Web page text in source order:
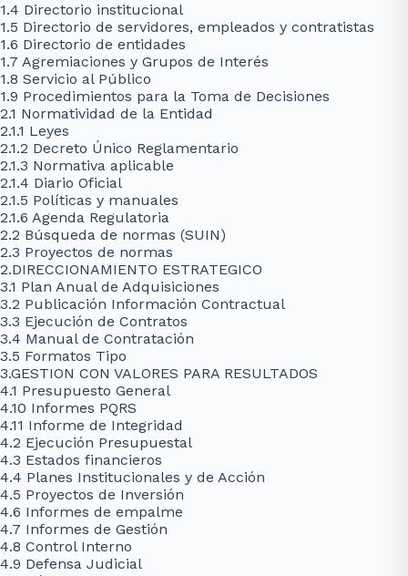
1.4 Directorio institucional
1.5 Directorio de servidores, empleados y contratistas
1.6 Directorio de entidades
1.7 Agremiaciones y Grupos de Interés
1.8 Servicio al Público
1.9 Procedimientos para la Toma de Decisiones
2.1 Normatividad de la Entidad
2.1.1 Leyes
2.1.2 Decreto Único Reglamentario
2.1.3 Normativa aplicable
2.1.4 Diario Oficial
2.1.5 Políticas y manuales
2.1.6 Agenda Regulatoria
2.2 Búsqueda de normas (SUIN)
2.3 Proyectos de normas
2.DIRECCIONAMIENTO ESTRATEGICO
3.1 Plan Anual de Adquisiciones
3.2 Publicación Información Contractual
3.3 Ejecución de Contratos
3.4 Manual de Contratación
3.5 Formatos Tipo
3.GESTION CON VALORES PARA RESULTADOS
4.1 Presupuesto General
4.10 Informes PQRS
4.11 Informe de Integridad
4.2 Ejecución Presupuestal
4.3 Estados financieros
4.4 Planes Institucionales y de Acción
4.5 Proyectos de Inversión
4.6 Informes de empalme
4.7 Informes de Gestión
4.8 Control Interno
4.9 Defensa Judicial